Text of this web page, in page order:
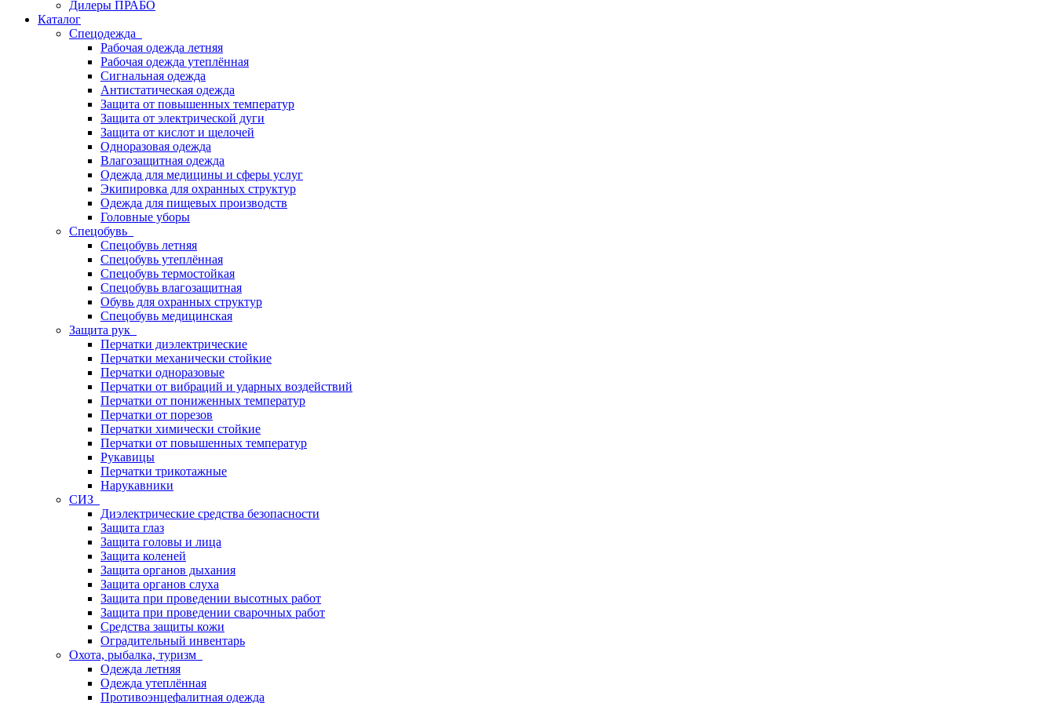
Дилеры ПРАБО
Каталог
Спецодежда
Рабочая одежда летняя
Рабочая одежда утеплённая
Сигнальная одежда
Антистатическая одежда
Защита от повышенных температур
Защита от электрической дуги
Защита от кислот и щелочей
Одноразовая одежда
Влагозащитная одежда
Одежда для медицины и сферы услуг
Экипировка для охранных структур
Одежда для пищевых производств
Головные уборы
Спецобувь
Спецобувь летняя
Спецобувь утеплённая
Спецобувь термостойкая
Спецобувь влагозащитная
Обувь для охранных структур
Спецобувь медицинская
Защита рук
Перчатки диэлектрические
Перчатки механически стойкие
Перчатки одноразовые
Перчатки от вибраций и ударных воздействий
Перчатки от пониженных температур
Перчатки от порезов
Перчатки химически стойкие
Перчатки от повышенных температур
Рукавицы
Перчатки трикотажные
Нарукавники
СИЗ
Диэлектрические средства безопасности
Защита глаз
Защита головы и лица
Защита коленей
Защита органов дыхания
Защита органов слуха
Защита при проведении высотных работ
Защита при проведении сварочных работ
Средства защиты кожи
Оградительный инвентарь
Охота, рыбалка, туризм
Одежда летняя
Одежда утеплённая
Противоэнцефалитная одежда